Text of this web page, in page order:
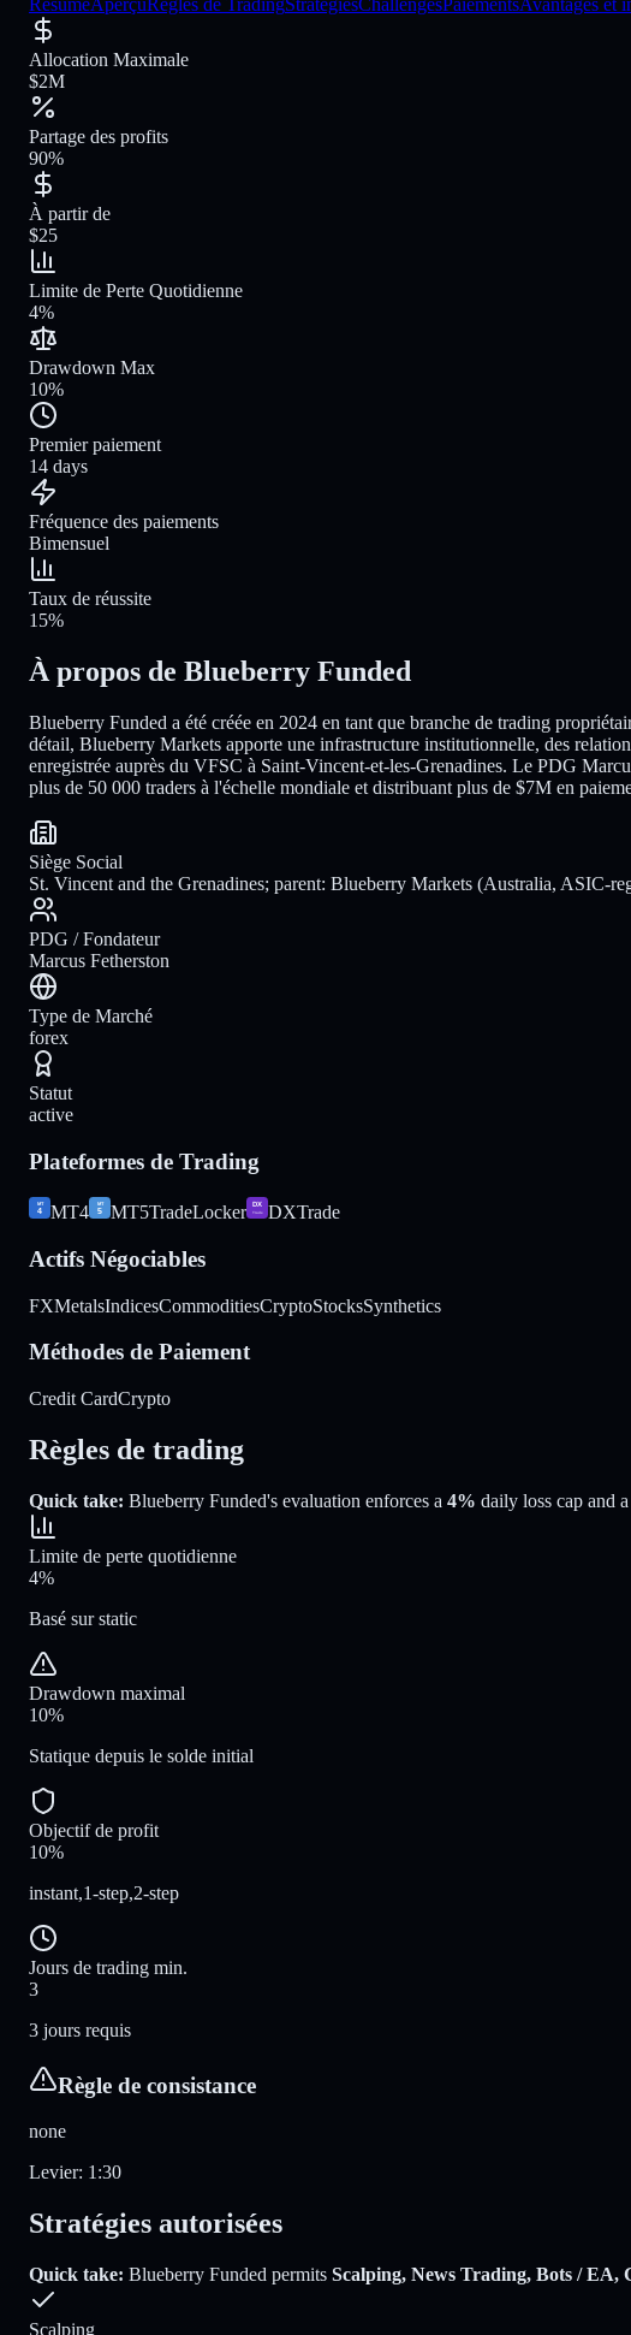
RésuméAperçuRègles de TradingStratégiesChallengesPaiementsAvantages et
Allocation Maximale
$2M
Partage des profits
90%
À partir de
$25
Limite de Perte Quotidienne
4%
Drawdown Max
10%
Premier paiement
14 days
Fréquence des paiements
Bimensuel
Taux de réussite
15%
À propos de Blueberry Funded
Blueberry Funded a été créée en 2024 en tant que branche de trading
détail, Blueberry Markets apporte une infrastructure institutionnelle, des
enregistrée auprès du VFSC à Saint-Vincent-et-les-Grenadines. Le PDG
plus de 50 000 traders à l'échelle mondiale et distribuant plus de $7M en
Siège Social
St. Vincent and the Grenadines; parent: Blueberry Markets (Australia, ASIC-
PDG / Fondateur
Marcus Fetherston
Type de Marché
forex
Statut
active
Plateformes de Trading
MT4 MT5TradeLocker DXTrade
Actifs Négociables
FXMetalsIndicesCommoditiesCryptoStocksSynthetics
Méthodes de Paiement
Credit CardCrypto
Règles de trading
Quick take: Blueberry Funded's evaluation enforces a 4% daily loss cap and a
Limite de perte quotidienne
4%
Basé sur static
Drawdown maximal
10%
Statique depuis le solde initial
Objectif de profit
10%
instant,1-step,2-step
Jours de trading min.
3
3 jours requis
Règle de consistance
none
Levier: 1:30
Stratégies autorisées
Quick take: Blueberry Funded permits Scalping, News Trading, Bots / EA,
Scalping